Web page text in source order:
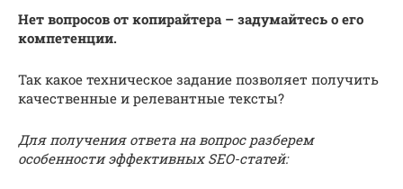
Нет вопросов от копирайтера – задумайтесь о его
компетенции.
Так какое техническое задание позволяет получить
качественные и релевантные тексты?
Для получения ответа на вопрос разберем
особенности эффективных SEO-статей: